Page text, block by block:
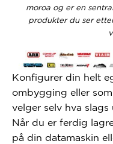
moroa og er en
produkter du ser
Konfigurer din helt
ombygging eller
velger selv hva
Når du er ferdig
på din datamaskin